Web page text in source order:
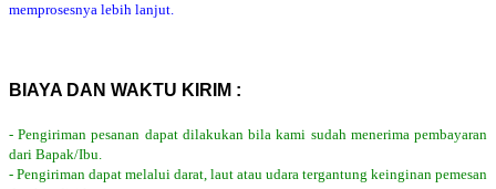
memprosesnya lebih lanjut.
BIAYA DAN WAKTU KIRIM :
- Pengiriman pesanan dapat dilakukan bila kami sudah menerima pembayaran
dari Bapak/Ibu.
- Pengiriman dapat melalui darat, laut atau udara tergantung keinginan pemesan